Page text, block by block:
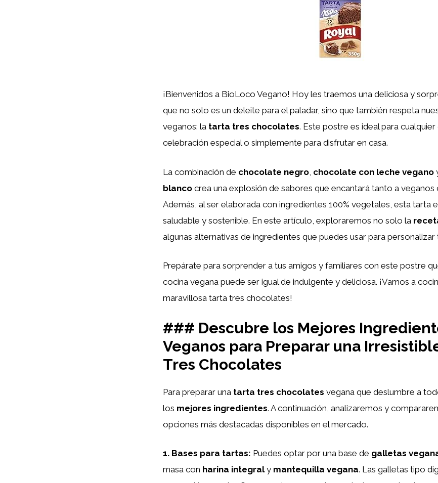
¡Bienvenidos a BioLoco Vegano! Hoy les traemos una deliciosa y
que no solo es un deleite para el paladar, sino que también respeta
veganos: la tarta tres chocolates. Este postre es ideal para
celebración especial o simplemente para disfrutar en casa.
La combinación de chocolate negro chocolate con leche vegano
blanco crea una explosión de sabores que encantará tanto a veganos
Además, al ser elaborada con ingredientes 100% vegetales, esta tarta
saludable y sostenible. En este artículo, exploraremos no solo la
algunas alternativas de ingredientes que puedes usar para personalizar
Prepárate para sorprender a tus amigos y familiares con este postre
cocina vegana puede ser igual de indulgente y deliciosa. ¡Vamos a
maravillosa tarta tres chocolates!
### Descubre los Mejores
Veganos para Preparar una
Tres Chocolates
Para preparar una tarta tres chocolates vegana que deslumbre a
los mejores ingredientes. A continuación, analizaremos y
opciones más destacadas disponibles en el mercado.
1. Bases para tartas: Puedes optar por una base de galletas
masa con harina integraly mantequilla vegana. Las galletas tipo